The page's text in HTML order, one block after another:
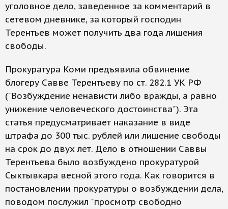
уголовное дело, заведенное за комментарий в
сетевом дневнике, за который господин
Терентьев может получить два года лишения
свободы.
Прокуратура Коми предъявила обвинение
блогеру Савве Терентьеву по ст. 282.1 УК РФ
("Возбуждение ненависти либо вражды, а равно
унижение человеческого достоинства"). Эта
статья предусматривает наказание в виде
штрафа до 300 тыс. рублей или лишение свободы
на срок до двух лет. Дело в отношении Саввы
Терентьева было возбуждено прокуратурой
Сыктывкара весной этого года. Как говорится в
постановлении прокуратуры о возбуждении дела,
поводом послужил "просмотр свободно